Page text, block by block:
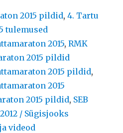
2015 pildid,4. Tartu
tulemused
2015,RMK
2015 pildid
2015 pildid,
2015
2015 pildid, SEB
/ Sügisjooks
videod